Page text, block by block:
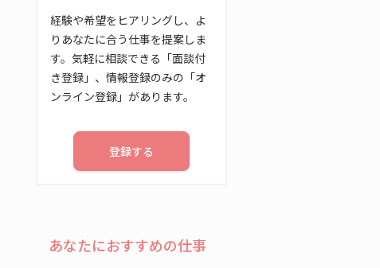
経験や希望をヒアリングし、よ
りあなたに合う仕事を提案しま
す。気軽に相談できる「面談付
き登録」、情報登録のみの「オ
ンライン登録」があります。
登録する
あなたにおすすめの仕事